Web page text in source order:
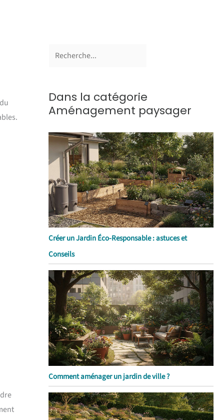
Dans la catégorie
Aménagement paysager
Créer un Jardin Éco-Responsable : astuces et
Conseils
Comment aménager un jardin de ville ?